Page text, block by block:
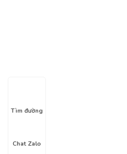
Tìm đường
Chat Zalo